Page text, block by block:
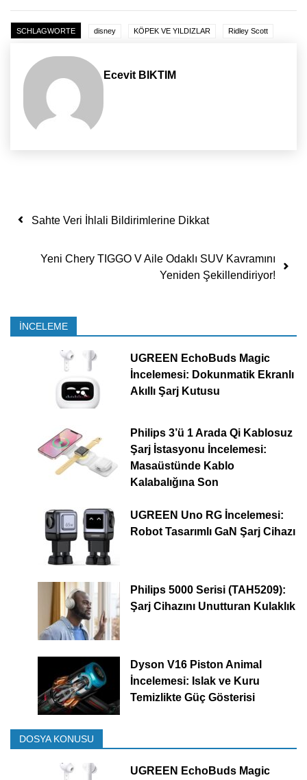
SCHLAGWORTE disney KÖPEK VE YILDIZLAR Ridley Scott
Ecevit BIKTIM
Yazı dolaşımı
Sahte Veri İhlali Bildirimlerine Dikkat
Yeni Chery TIGGO V Aile Odaklı SUV Kavramını
Yeniden Şekillendiriyor!
İNCELEME
UGREEN EchoBuds Magic
İncelemesi: Dokunmatik Ekranlı
Akıllı Şarj Kutusu
Philips 3’ü 1 Arada Qi Kablosuz
Şarj İstasyonu İncelemesi:
Masaüstünde Kablo
Kalabalığına Son
UGREEN Uno RG İncelemesi:
Robot Tasarımlı GaN Şarj Cihazı
Philips 5000 Serisi (TAH5209):
Şarj Cihazını Unutturan Kulaklık
Dyson V16 Piston Animal
İncelemesi: Islak ve Kuru
Temizlikte Güç Gösterisi
DOSYA KONUSU
UGREEN EchoBuds Magic